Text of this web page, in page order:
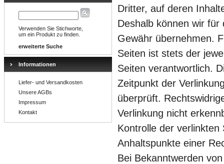
Verwenden Sie Stichworte,
um ein Produkt zu finden.
erweiterte Suche
Informationen
Liefer- und Versandkosten
Unsere AGBs
Impressum
Kontakt
Dritter, auf deren
Deshalb können wir
Gewähr übernehmen.
Seiten ist stets der
Seiten verantwortlich.
Zeitpunkt der
überprüft.
Verlinkung nicht
Kontrolle der
Anhaltspunkte einer
Bei Bekanntwerden